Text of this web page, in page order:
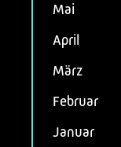
Mai
April
März
Februar
Januar